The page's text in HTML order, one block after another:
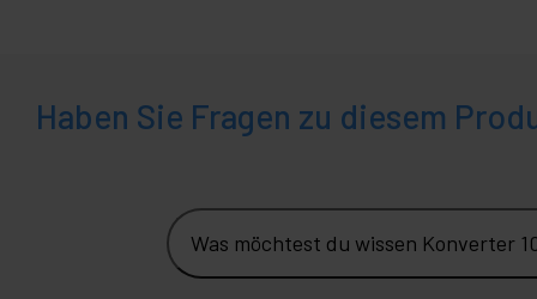
Haben Sie Fragen zu diesem
Was möchtest du wissen Konverter